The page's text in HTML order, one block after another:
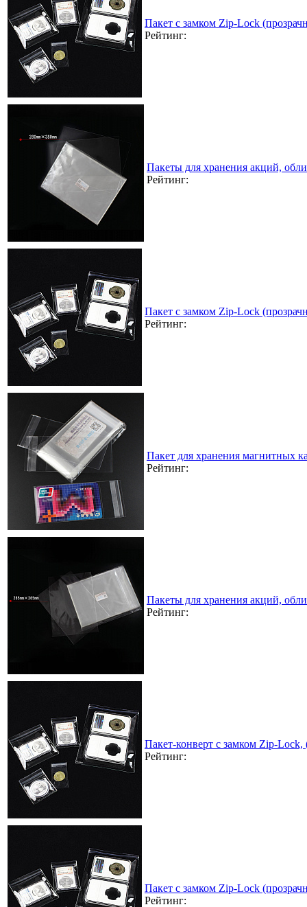
Пакет с замком Zip-Lock
Рейтинг:
Пакеты для хранения акций,
Рейтинг:
Пакет с замком Zip-Lock
Рейтинг:
Пакет для хранения магнитных
Рейтинг:
Пакеты для хранения акций,
Рейтинг:
Пакет-конверт с замком Zip-
Рейтинг:
Пакет с замком Zip-Lock
Рейтинг: